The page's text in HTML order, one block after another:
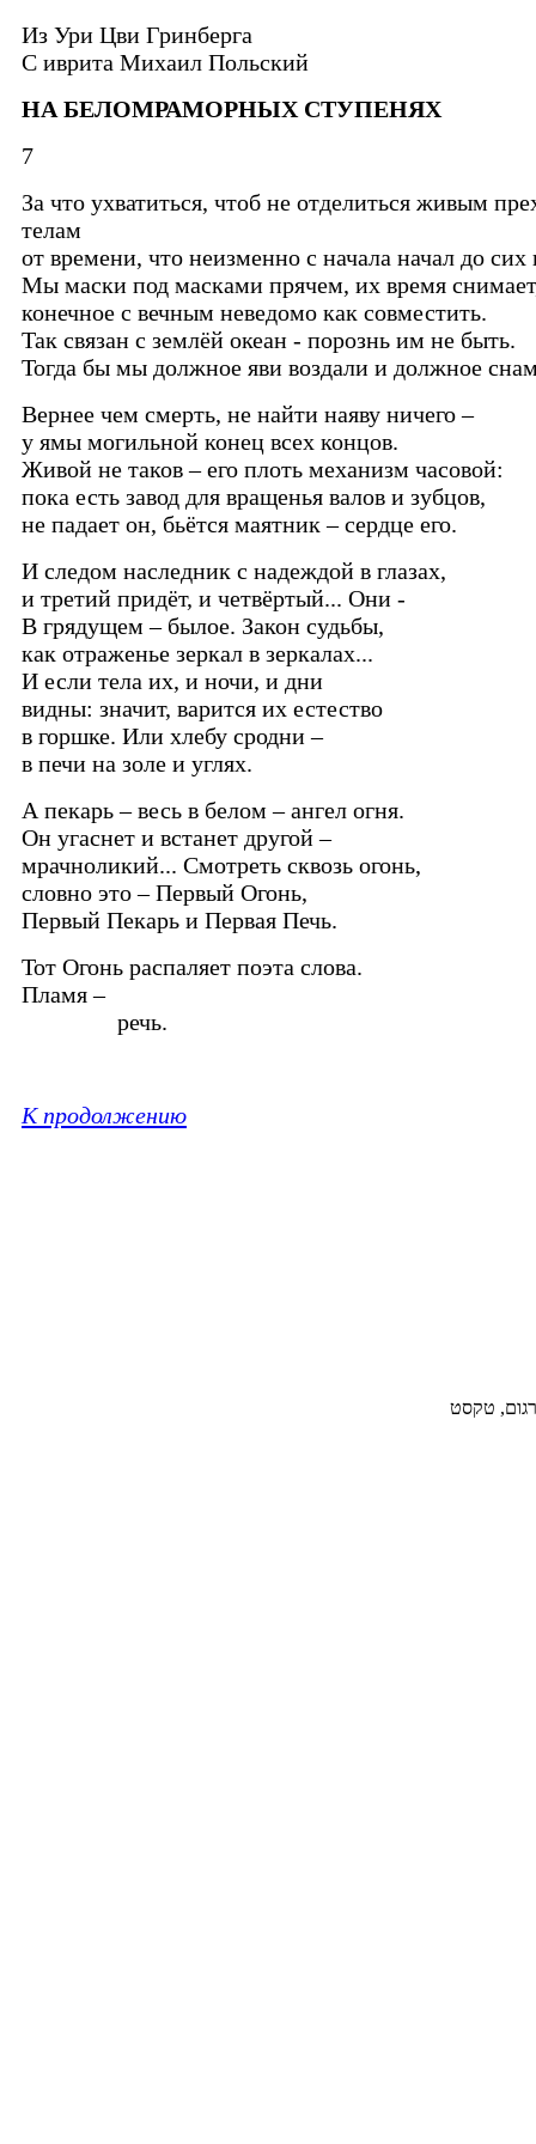
Из Ури Цви Гринберга
C иврита Михаил Польский
НА БЕЛОМРАМОРНЫХ СТУПЕНЯХ
7
За что ухватиться, чтоб не отделиться живым
телам
от времени, что неизменно с начала начал до сих
Мы маски под масками прячем, их время
конечное с вечным неведомо как совместить.
Так связан с землёй океан - порознь им не быть.
Тогда бы мы должное яви воздали и должное
Вернее чем смерть, не найти наяву ничего –
у ямы могильной конец всех концов.
Живой не таков – его плоть механизм часовой:
пока есть завод для вращенья валов и зубцов,
не падает он, бьётся маятник – сердце его.
И следом наследник с надеждой в глазах,
и третий придёт, и четвёртый... Они -
В грядущем – былое. Закон судьбы,
как отраженье зеркал в зеркалах...
И если тела их, и ночи, и дни
видны: значит, варится их естество
в горшке. Или хлебу сродни –
в печи на золе и углях.
А пекарь – весь в белом – ангел огня.
Он угаснет и встанет другой –
мрачноликий... Смотреть сквозь огонь,
словно это – Первый Огонь,
Первый Пекарь и Первая Печь.
Тот Огонь распаляет поэта слова.
Пламя –
речь.
К продолжению
טקסט